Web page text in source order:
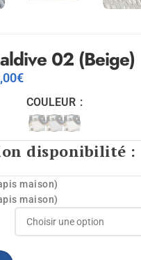
02 (Beige)
€
COULEUR
disponibilité :
maison)
maison)